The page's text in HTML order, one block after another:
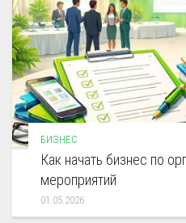
БИЗНЕС
Как начать бизнес по
мероприятий
01.05.2026